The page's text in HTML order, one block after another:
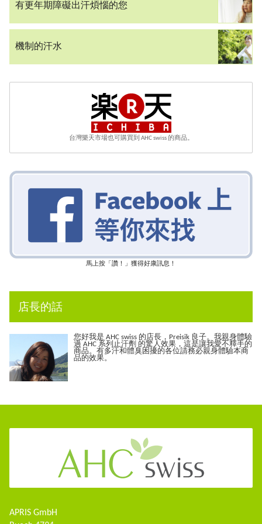
有更年期障礙出汗煩惱的您
機制的汗水
台灣樂天市場也可購買到 AHC swiss 的商品。
馬上按「讚！」獲得好康訊息！
店長的話
您好我是 AHC swiss 的店長，Preisik 良子。我親身體驗
過 AHC 系列止汗劑 的驚人效果，這是讓我愛不釋手的
商品。有多汗和體臭困擾的各位請務必親身體驗本商
品的效果。
APRIS GmbH